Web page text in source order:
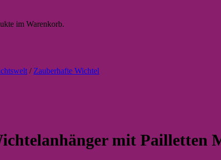
im Warenkorb.
/ Zauberhafte Wichtel
mit Pailletten